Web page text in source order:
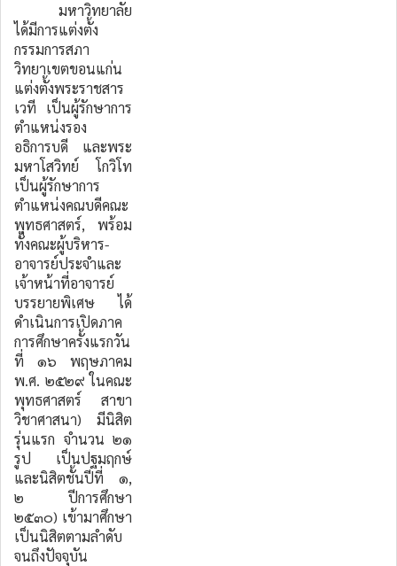
มหาวิทยาลัย
ได้มีการแต่งตั้ง
กรรมการสภา
วิทยาเขตขอนแก่น
แต่งตั้งพระราชสาร
เวที เป็นผู้รักษาการ
ตำแหน่งรอง
อธิการบดี และพระ
มหาโสวิทย์ โกวิโท
เป็นผู้รักษาการ
ตำแหน่งคณบดีคณะ
พุทธศาสตร์, พร้อม
ทั้งคณะผู้บริหาร-
อาจารย์ประจำและ
เจ้าหน้าที่อาจารย์
บรรยายพิเศษ ได้
ดำเนินการเปิดภาค
การศึกษาครั้งแรกวัน
ที่ ๑๖ พฤษภาคม
พ.ศ. ๒๕๒๙ ในคณะ
พุทธศาสตร์ สาขา
วิชาศาสนา) มีนิสิต
รุ่นแรก จำนวน ๒๑
รูป เป็นปฐมฤกษ์
และนิสิตชั้นปีที่ ๑,
๒ ปีการศึกษา
๒๕๓๐) เข้ามาศึกษา
เป็นนิสิตตามลำดับ
จนถึงปัจจุบัน